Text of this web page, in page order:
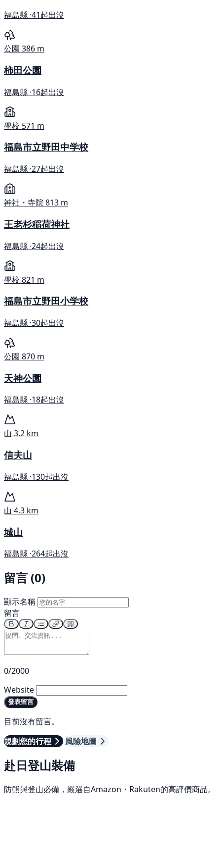
福島縣 ·41起出沒
公園 386 m
柿田公園
福島縣 ·16起出沒
學校 571 m
福島市立野田中学校
福島縣 ·27起出沒
神社・寺院813 m
王老杉稲荷神社
福島縣 ·24起出沒
學校 821 m
福島市立野田小学校
福島縣 ·30起出沒
公園 870 m
天神公園
福島縣 ·18起出沒
山 3.2 km
信夫山
福島縣 ·130起出沒
山 4.3 km
城山
福島縣 ·264起出沒
留言 (0)
顯示名稱
留言
0/2000
Website
發表留言
目前沒有留言。
規劃您的行程
風險地圖
赴日登山裝備
防熊與登山必備，嚴選自Amazon・Rakuten的高評價商品。